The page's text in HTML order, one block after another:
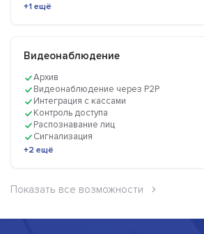
+1 ещё
Видеонаблюдение
Архив
Видеонаблюдение через P2P
Интеграция с кассами
Контроль доступа
Распознавание лиц
Сигнализация
+2 ещё
Показать все возможности